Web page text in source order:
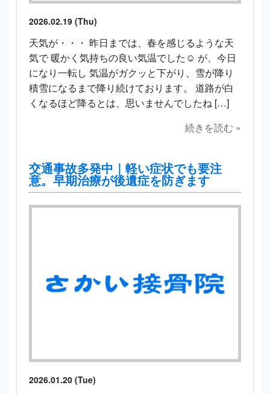
2026.02.19 (Thu)
天気が・・・ 昨日までは、春を感じるような天
気で 暖かく気持ちの良い気温でした☺️ が、今日
になり一転し 気温がガクッと下がり、雪が降り
積雪になるまで降り続けております。 道路が白
くなるほど降るとは、思いませんでしたね […]
続きを読む »
交通事故多発中｜軽い症状でも要注
意。早期治療が後遺症を防ぎます
2026.01.20 (Tue)